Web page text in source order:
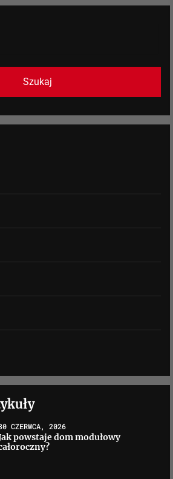
CZERWCA, 2026
powstaje dom modułowy